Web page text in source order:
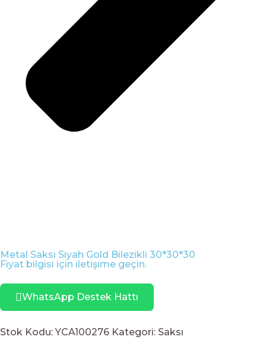
Metal Saksı Siyah Gold Bilezikli 30*30*30
Fiyat bilgisi için iletişime geçin.
WhatsApp Destek Hattı
Stok Kodu:YCA100276 Kategori: Saksı